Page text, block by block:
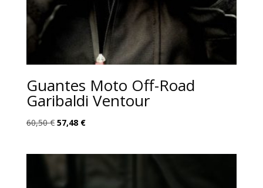
Guantes Moto Off-Road
Garibaldi Ventour
60,50€ El
57,48 €El
57,48 €.